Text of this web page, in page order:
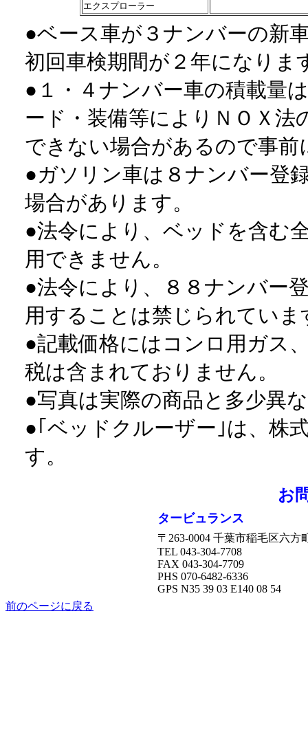
エクスプローラー
●ベース車が３ナンバーの新
初回車検期間が２年になりま
●１・４ナンバー車の積載量
ード・装備等によりＮＯＸ法
できない場合があるので事
●ガソリン車は８ナンバー登
場合があります。
●法令により、ベッドを含む
用できません。
●法令により、８８ナンバー
用することは禁じられていま
●記載価格にはコンロ用ガス
税は含まれておりません。
●写真は実際の商品と多少異
●｢ベッドクルーザー｣は、株
す。
お
タービュランス
〒263-0004 千葉市稲毛区六方
TEL 043-304-7708
FAX 043-304-7709
PHS 070-6482-6336
GPS N35 39 03 E140 08 54
前のページに戻る